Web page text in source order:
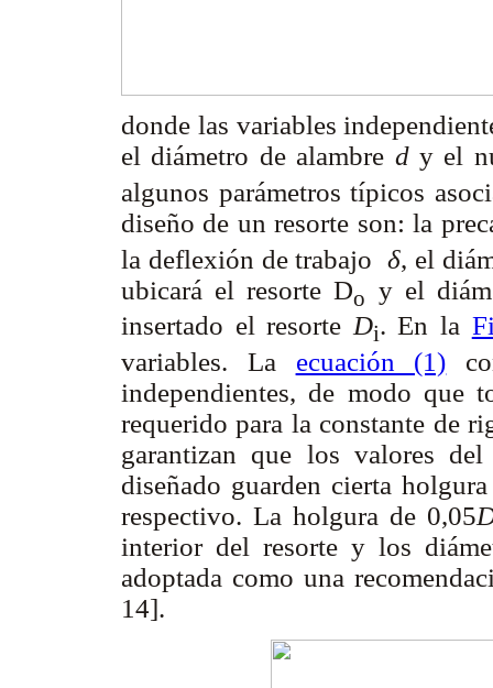
donde las variables
el diámetro de alambre dy el
algunos parámetros típicos
diseño de un resorte son: la
la deflexión de trabajo δ, el
ubicará el resorte Do y el
insertado el resorteDi. En la
variables. La ecuación (1)
independientes, de modo que
requerido para la constante de
garantizan que los valores
diseñado guarden cierta
respectivo. La holgura de 0,05
interior del resorte y los
adoptada como una
14].